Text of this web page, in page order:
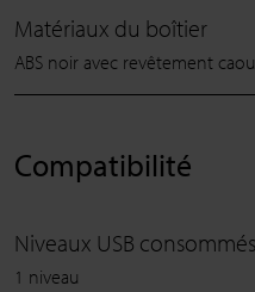
Matériaux du boîtier
ABS noir avec revêtement
Compatibilité
Niveaux USB consommés
1 niveau